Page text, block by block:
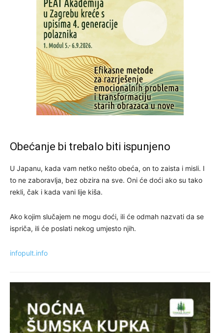
Obećanje bi trebalo biti ispunjeno
U Japanu, kada vam netko nešto obeća, on to zaista i misli. I
to ne zaboravlja, bez obzira na sve. Oni će doći ako su tako
rekli, čak i kada vani lije kiša.
Ako kojim slučajem ne mogu doći, ili će odmah nazvati da se
ispriča, ili će poslati nekog umjesto njih.
infopult.info